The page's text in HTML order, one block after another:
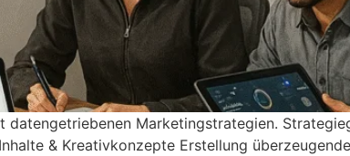
datengetriebenen Marketingstrategien.
& Kreativkonzepte Erstellung